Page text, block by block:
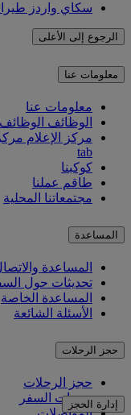
سكاي واردز
الرجوع إلى الأعلى
معلومات عنا
معلومات عنا
الوظائف الوظائف Opens an external link in a new tab
مركز الإعلام
tab
كوكبنا
طاقم عملنا
مجتمعاتنا المحلية
المساعدة
المساعدة
تحديثات حول
المساعدة الخاصة
الأسئلة الشائعة
حجز الرحلات
حجز الرحلات
خدمات السفرإدارة الحجز